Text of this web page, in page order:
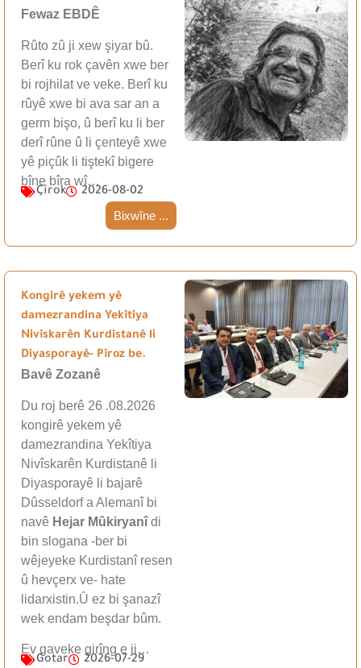
Fewaz EBDÊ
Rûto zû ji xew şiyar bû.
Berî ku rok çavên xwe ber
bi rojhilat ve veke. Berî ku
rûyê xwe bi ava sar an a
germ bişo, û berî ku li ber
derî rûne û li çenteyê xwe
yê piçûk li tiştekî bigere
bîne bîra wî…
Çîrok 2026-08-02
Bixwîne ...
Kongirê yekem yê
damezrandina Yekîtiya
Nivîskarên Kurdistanê li
Diyasporayê- Pîroz be.
Bavê Zozanê
Du roj berê 26 .08.2026
kongirê yekem yê
damezrandina Yekîtiya
Nivîskarên Kurdistanê li
Diyasporayê li bajarê
Dûsseldorf a Alemanî bi
navê Hejar Mûkiryanîdi
bin slogana -ber bi
wêjeyeke Kurdistanî resen
û hevçerx ve- hate
lidarxistin.Û ez bi şanazî
wek endam beşdar bûm.
Ev gaveke girîng e ji…
Gotar 2026-07-29